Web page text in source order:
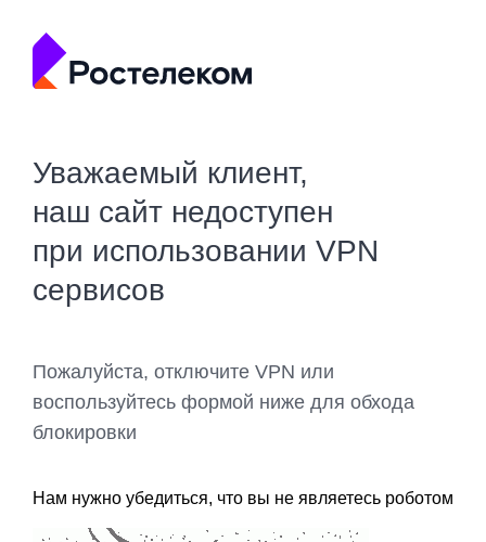
Уважаемый клиент,
наш сайт недоступен
при использовании VPN
сервисов
Пожалуйста, отключите VPN или
воспользуйтесь формой ниже для обхода
блокировки
Нам нужно убедиться, что вы не являетесь роботом